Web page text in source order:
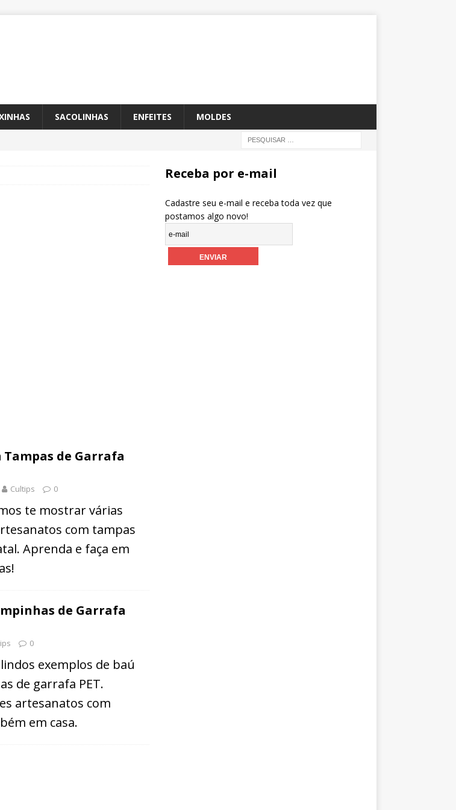
SACOLINHAS ENFEITES MOLDES
de Garrafa
Cultips 0
te mostrar várias
com tampas
Aprenda e faça em
de Garrafa
0
exemplos de baú
de garrafa PET.
artesanatos com
em casa.
Receba por e-mail
Cadastre seu e-mail e receba toda vez que
postamos algo novo!